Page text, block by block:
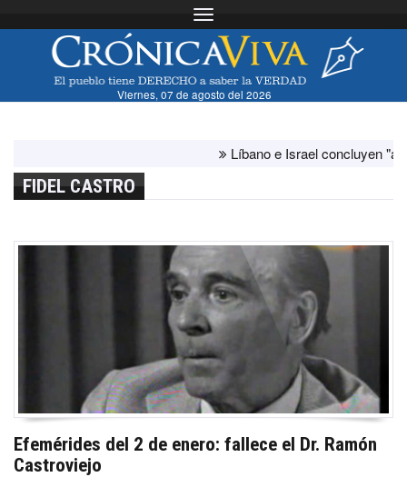
Toggle navigation
Viernes, 07 de agosto del 2026
Líbano e Israel concluyen "antes
FIDEL CASTRO
Efemérides del 2 de enero: fallece el Dr. Ramón
Castroviejo